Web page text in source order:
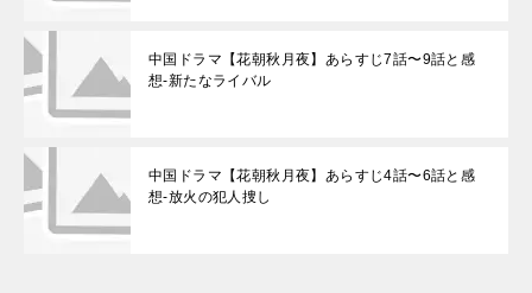
中国ドラマ【花朝秋月夜】あらすじ7話〜9話と感
想-新たなライバル
中国ドラマ【花朝秋月夜】あらすじ4話〜6話と感
想-放火の犯人捜し